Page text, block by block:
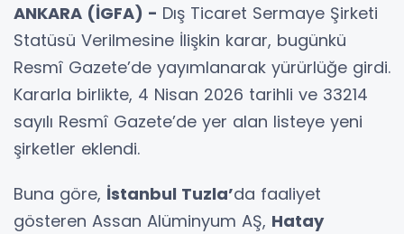
ANKARA (İGFA) - Dış Ticaret Sermaye Şirketi
Statüsü Verilmesine İlişkin karar, bugünkü
Resmî Gazete’de yayımlanarak yürürlüğe girdi.
Kararla birlikte, 4 Nisan 2026 tarihli ve 33214
sayılı Resmî Gazete’de yer alan listeye yeni
şirketler eklendi.
Buna göre, İstanbul Tuzla’da faaliyet
gösteren Assan Alüminyum AŞ, Hatay